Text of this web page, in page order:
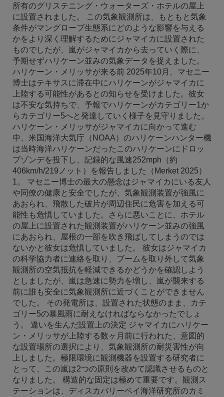
所有のグリステニング・ウォーターズ・ホテルの屋上
に設置されました。 この気象観測所は、もともと気象
条件がマングローブ生態系にどのような影響を与える
かをより深く理解するためにジャマイカに設置された
ものでしたが、嵐がジャマイカから去っていく際に、
予期せずハリケーン並みの気象データを捉えました。
ハリケーン・メリッサが来る前 2025年10月、マセニー
博士はテキサスに滞在中にハリケーンがジャマイカに
上陸する可能性があるとの知らせを受けました。彼女
は不安な気持ちで、予報でハリケーンがカテゴリー1か
らカテゴリー5へと発達していく様子を見守りました。
ハリケーン・メリッサがジャマイカに向かって進む
中、米国海洋大気庁（NOAA）のハリケーンハンター機
は当時海洋ハリケーンだったこのハリケーンにドロッ
プゾンデを投下し、記録的な風速252mph（約
406km/h/219ノット）を報告しました（Merket 2025）
1。 マセニー博士の最大の懸念はジャマイカにいる友人
や同僚の健康と安全でしたが、気象観測装置が強風に
あおられ、飛散した破片が周辺住民に危害を加える可
能性も危惧していました。さらに悪いことに、ホテル
の屋上に設置された観測装置がハリケーン並みの強風
にあおられ、屋根の一部を吹き飛ばしてしまうのでは
ないかと彼女は危惧していました。 彼女はジャマイカ
の科学協力者に連絡を取り、ブームを取り外して気象
観測所の空気抵抗を軽減できるかどうかを確認しよう
としましたが、嵐は急速に勢力を増し、嵐が襲来する
前に誰も安全に気象観測所に近づくことができません
でした。 その発電所は、設置された状態のまま、カテ
ゴリー5の暴風雨に耐えなければならなかったでしょ
う。 違いを生んだ設置上の決定 ジャマイカにハリケー
ン・メリッサが上陸する数ヶ月前に行われた、意図的
な設置場所の選択により、気象観測所の耐災害性が向
上しました。極限環境に観測機器を設置する研究者に
とって、この嵐は2つの原則を改めて認識させるものと
なりました。 構造的な固定は極めて重要です。観測ス
テーションは、ディスカバリーベイ海洋研究所のカミ